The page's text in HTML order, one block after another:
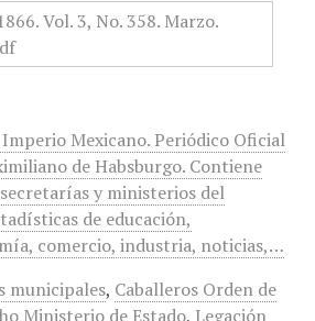
Mexicano. Periódico Oficial
de Habsburgo. Contiene
y ministerios del
de educación,
comercio, industria, noticias,…
municipales, Caballeros Orden de
Ministerio de Estado, Legación